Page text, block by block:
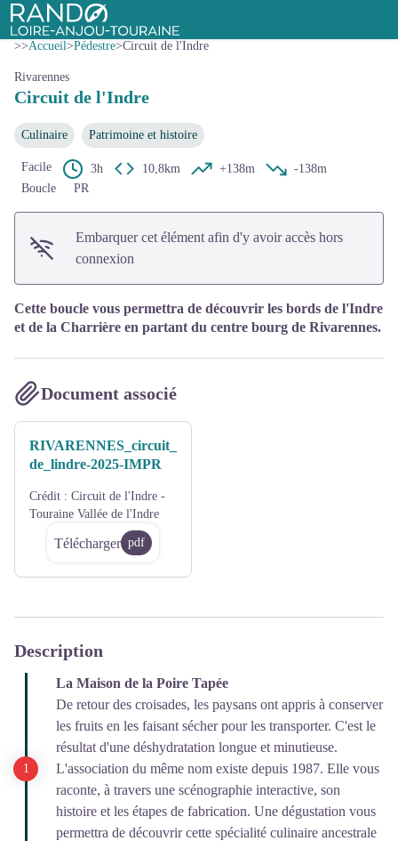
Rando Loire-Anjou-Touraine
Circuit de l'Indre
>>Accueil>Pédestre>Circuit de l'Indre
Rivarennes
Circuit de l'Indre
Culinaire Patrimoine et histoire
Facile 3h 10,8km +138m
-138m
Boucle
PR
Embarquer cet élément afin d'y avoir accès hors
connexion
Cette boucle vous permettra de découvrir les bords de l'Indre
et de la Charrière en partant du centre bourg de Rivarennes.
Document associé
RIVARENNES_circuit_
de_lindre-2025-IMPR
Crédit : Circuit de l'Indre -
Touraine Vallée de l'Indre
Télécharger pdf
Description
La Maison de la Poire Tapée
De retour des croisades, les paysans ont appris à conserver
les fruits en les faisant sécher pour les transporter. C'est le
résultat d'une déshydratation longue et minutieuse.
L'association du même nom existe depuis 1987. Elle vous
raconte, à travers une scénographie interactive, son
histoire et les étapes de fabrication. Une dégustation vous
permettra de découvrir cette spécialité culinaire ancestrale